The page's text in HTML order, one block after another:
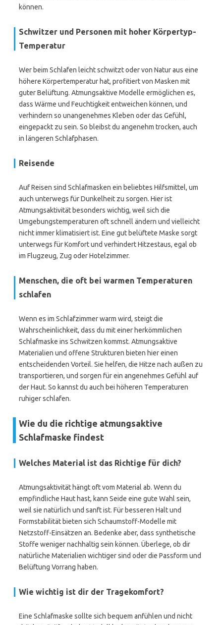
können.
Schwitzer und Personen mit hoher Körpertyp-
Temperatur
Wer beim Schlafen leicht schwitzt oder von Natur aus eine
höhere Körpertemperatur hat, profitiert von Masken mit
guter Belüftung. Atmungsaktive Modelle ermöglichen es,
dass Wärme und Feuchtigkeit entweichen können, und
verhindern so unangenehmes Kleben oder das Gefühl,
eingepackt zu sein. So bleibst du angenehm trocken, auch
in längeren Schlafphasen.
Reisende
Auf Reisen sind Schlafmasken ein beliebtes Hilfsmittel, um
auch unterwegs für Dunkelheit zu sorgen. Hier ist
Atmungsaktivität besonders wichtig, weil sich die
Umgebungstemperaturen oft schnell ändern und vielleicht
nicht immer klimatisiert ist. Eine gut belüftete Maske sorgt
unterwegs für Komfort und verhindert Hitzestaus, egal ob
im Flugzeug, Zug oder Hotelzimmer.
Menschen, die oft bei warmen Temperaturen
schlafen
Wenn es im Schlafzimmer warm wird, steigt die
Wahrscheinlichkeit, dass du mit einer herkömmlichen
Schlafmaske ins Schwitzen kommst. Atmungsaktive
Materialien und offene Strukturen bieten hier einen
entscheidenden Vorteil. Sie helfen, die Hitze nach außen zu
transportieren, und sorgen für ein angenehmes Gefühl auf
der Haut. So kannst du auch bei höheren Temperaturen
ruhiger schlafen.
Wie du die richtige atmungsaktive
Schlafmaske findest
Welches Material ist das Richtige für dich?
Atmungsaktivität hängt oft vom Material ab. Wenn du
empfindliche Haut hast, kann Seide eine gute Wahl sein,
weil sie natürlich und sanft ist. Für besseren Halt und
Formstabilität bieten sich Schaumstoff-Modelle mit
Netzstoff-Einsätzen an. Bedenke aber, dass synthetische
Stoffe weniger nachhaltig sein können. Überlege, ob dir
natürliche Materialien wichtiger sind oder die Passform und
Belüftung Vorrang haben.
Wie wichtig ist dir der Tragekomfort?
Eine Schlafmaske sollte sich bequem anfühlen und nicht